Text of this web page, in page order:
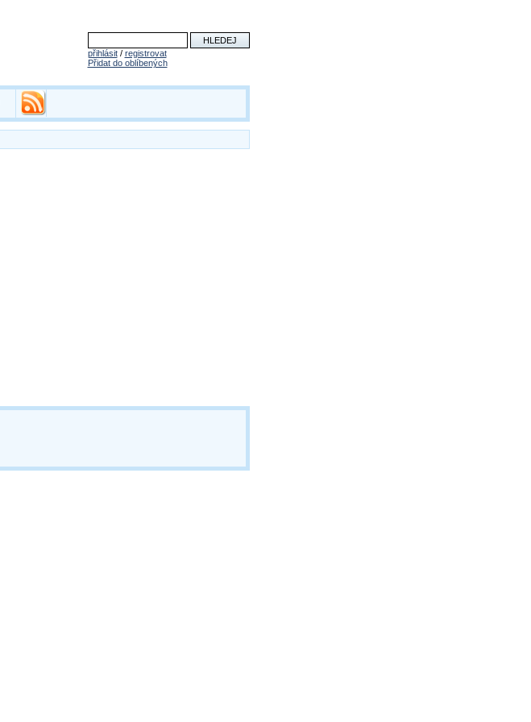
přihlásit/ registrovat
Přidat do oblíbených